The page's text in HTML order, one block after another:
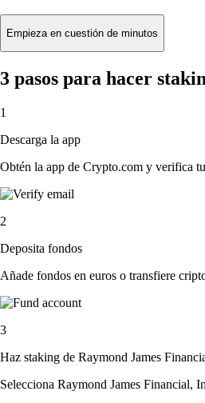
Empieza en cuestión de minutos
3 pasos para hacer
1
Descarga la app
Obtén la app de Crypto.com y verifica
2
Deposita fondos
Añade fondos en euros o transfiere
3
Haz staking de Raymond James
Selecciona Raymond James Financial,